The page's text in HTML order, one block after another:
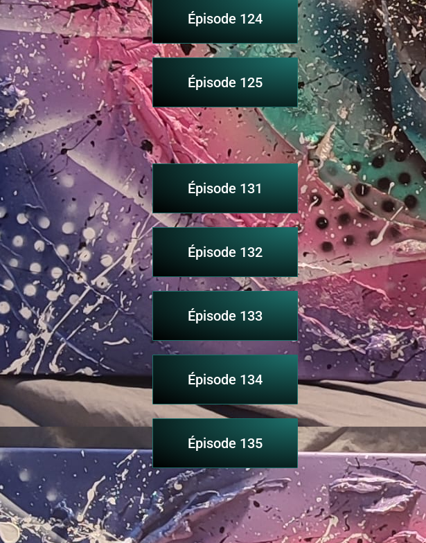
Épisode 124
Épisode 125
Épisode 131
Épisode 132
Épisode 133
Épisode 134
Épisode 135